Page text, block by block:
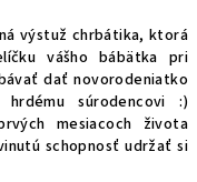
výstuž chrbátika, ktorá
vášho bábätka pri
dať novorodeniatko
súrodencovi :)
mesiacoch života
schopnosť udržať si